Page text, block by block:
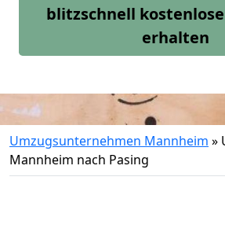
blitzschnell
erhalten
Umzugsunternehmen Mannheim »
Mannheim nach Pasing